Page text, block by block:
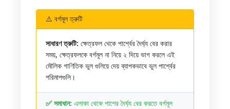
⚠️ বর্গমূল ত্রুটি
সাধারণ ত্রুটি: ক্ষেত্রফল থেকে পার্শ্বের দৈর্ঘ্য বের করার
সময়, ক্ষেত্রফলকে বর্গমূল না নিয়ে ২ দিয়ে ভাগ করলে এই
মৌলিক গাণিতিক ভুল গুলিয়ে দেয় ব্যাপকভাবে ভুল পার্শ্বের
পরিমাপগুলি।
✅ সমাধান: এলাকা থেকে পাশের দৈর্ঘ্য বের করতে বর্গমূল